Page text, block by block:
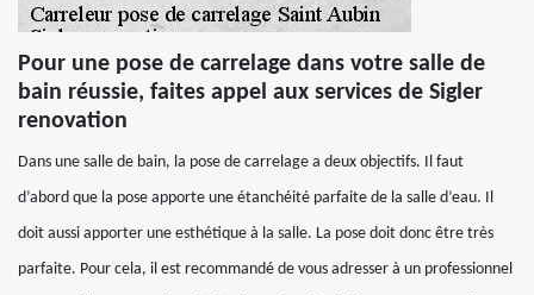
Pour une pose de carrelage dans votre salle de
bain réussie, faites appel aux services de Sigler
renovation
Dans une salle de bain, la pose de carrelage a deux objectifs. Il faut
d’abord que la pose apporte une étanchéité parfaite de la salle d’eau. Il
doit aussi apporter une esthétique à la salle. La pose doit donc être très
parfaite. Pour cela, il est recommandé de vous adresser à un professionnel